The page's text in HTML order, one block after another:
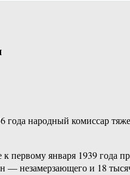
года народный комиссар
первому января 1939 года
— незамерзающего и 18